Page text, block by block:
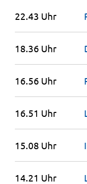
22.43 Uhr
18.36 Uhr
16.56 Uhr
16.51 Uhr
15.08 Uhr
14.21 Uhr